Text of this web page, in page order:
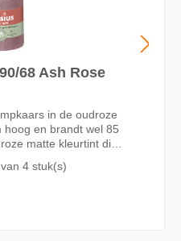
68 Ash Rose
in de oudroze
hoog en brandt wel 85
matte kleurtint die
kleur die past bij elk
4 stuk(s)